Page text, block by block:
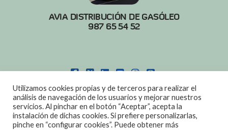
AVIA DISTRIBUCIÓN DE GASÓLEO
987 65 54 52
POLITICA DE COOKIES|AVISO LEGAL
DISEÑO: DIAN SISTEMAS
Utilizamos cookies propias y de terceros para realizar el
análisis de navegación de los usuarios y mejorar nuestros
servicios. Al pinchar en el botón “Aceptar”, acepta la
instalación de dichas cookies. Si prefiere personalizarlas,
pinche en “configurar cookies”. Puede obtener más